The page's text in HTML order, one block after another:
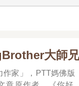
大師兄
作家」，PTT媽佛版